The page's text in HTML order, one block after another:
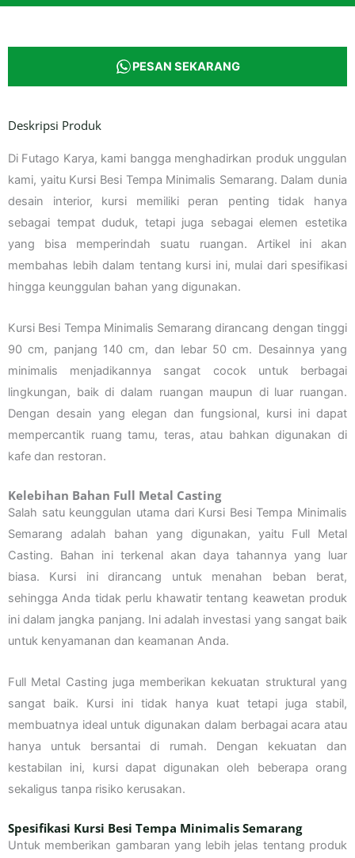
PESAN SEKARANG
Deskripsi Produk
Di Futago Karya, kami bangga menghadirkan produk unggulan
kami, yaitu Kursi Besi Tempa Minimalis Semarang. Dalam dunia
desain interior, kursi memiliki peran penting tidak hanya
sebagai tempat duduk, tetapi juga sebagai elemen estetika
yang bisa memperindah suatu ruangan. Artikel ini akan
membahas lebih dalam tentang kursi ini, mulai dari spesifikasi
hingga keunggulan bahan yang digunakan.
Kursi Besi Tempa Minimalis Semarang dirancang dengan tinggi
90 cm, panjang 140 cm, dan lebar 50 cm. Desainnya yang
minimalis menjadikannya sangat cocok untuk berbagai
lingkungan, baik di dalam ruangan maupun di luar ruangan.
Dengan desain yang elegan dan fungsional, kursi ini dapat
mempercantik ruang tamu, teras, atau bahkan digunakan di
kafe dan restoran.
Kelebihan Bahan Full Metal Casting
Salah satu keunggulan utama dari Kursi Besi Tempa Minimalis
Semarang adalah bahan yang digunakan, yaitu Full Metal
Casting. Bahan ini terkenal akan daya tahannya yang luar
biasa. Kursi ini dirancang untuk menahan beban berat,
sehingga Anda tidak perlu khawatir tentang keawetan produk
ini dalam jangka panjang. Ini adalah investasi yang sangat baik
untuk kenyamanan dan keamanan Anda.
Full Metal Casting juga memberikan kekuatan struktural yang
sangat baik. Kursi ini tidak hanya kuat tetapi juga stabil,
membuatnya ideal untuk digunakan dalam berbagai acara atau
hanya untuk bersantai di rumah. Dengan kekuatan dan
kestabilan ini, kursi dapat digunakan oleh beberapa orang
sekaligus tanpa risiko kerusakan.
Spesifikasi Kursi Besi Tempa Minimalis Semarang
Untuk memberikan gambaran yang lebih jelas tentang produk